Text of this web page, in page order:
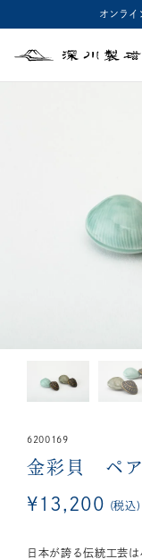
オンライ
6200169
金彩貝 ペ
¥ 13,200 税込
日本が誇る伝統工芸